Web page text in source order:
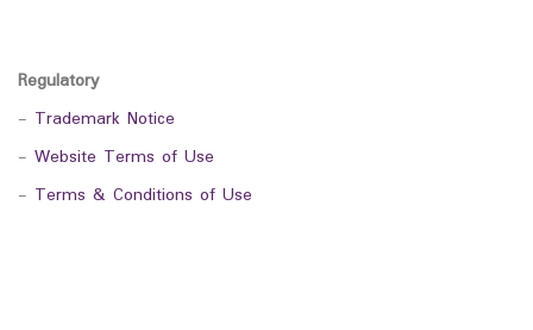
Regulatory
- Trademark Notice
- Website Terms of Use
- Terms & Conditions of Use